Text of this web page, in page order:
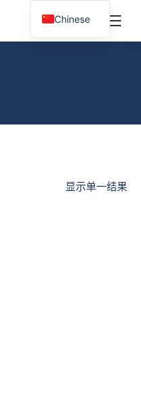
显示单一结果
Chinese